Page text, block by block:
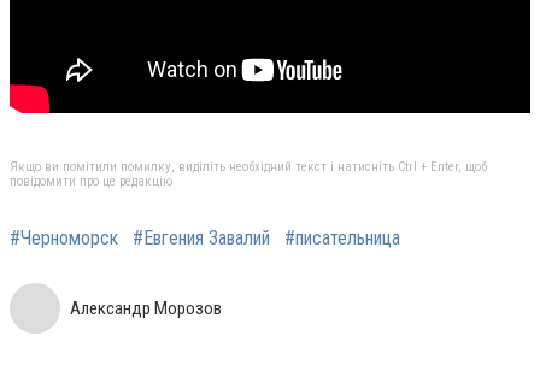
Якщо ви помітили помилку, виділіть необхідний текст і натисніть Ctrl + Enter, щоб
повідомити про це редакцію
#Черноморск #Евгения Завалий #писательница
Александр Морозов